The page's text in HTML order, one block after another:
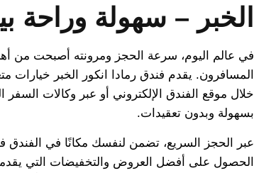
الخبر – سهولة وراحة
في عالم اليوم، سرعة الحجز ومرونته أصبحت من
المسافرون. يقدم فندق رمادا انكور الخبر خيارات
خلال موقع الفندق الإلكتروني أو عبر وكالات السفر
بسهولة وبدون تعقيدات.
عبر الحجز السريع، تضمن لنفسك مكانًا في الفندق
الحصول على أفضل العروض والتخفيضات التي